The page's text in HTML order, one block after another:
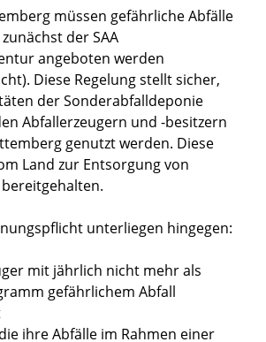
müssen gefährliche Abfälle
zunächst der SAA
angeboten werden
Diese Regelung stellt sicher,
der Sonderabfalldeponie
Abfallerzeugern und -besitzern
genutzt werden. Diese
Land zur Entsorgung von
unterliegen hingegen:
mit jährlich nicht mehr als
gefährlichem Abfall
ihre Abfälle im Rahmen einer